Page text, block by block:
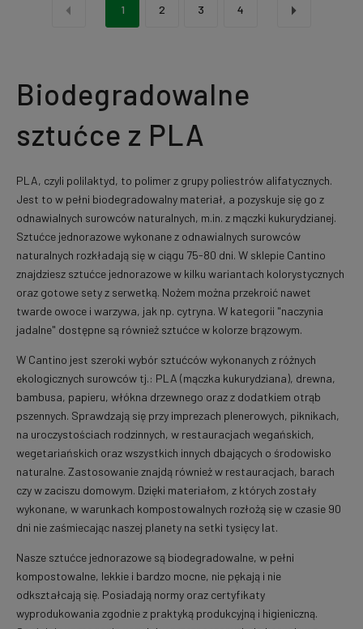
« 1 2 3 4 »
Biodegradowalne
sztućce z PLA
PLA, czyli polilaktyd, to polimer z grupy poliestrów alifatycznych.
Jest to w pełni biodegradowalny materiał, a pozyskuje się go z
odnawialnych surowców naturalnych, m.in. z mączki kukurydzianej.
Sztućce jednorazowe wykonane z odnawialnych surowców
naturalnych rozkładają się w ciągu 75-80 dni. W sklepie Cantino
znajdziesz sztućce jednorazowe w kilku wariantach kolorystycznych
oraz gotowe sety z serwetką. Nożem można przekroić nawet
twarde owoce i warzywa, jak np. cytryna. W kategorii "naczynia
jadalne" dostępne są również sztućce w kolorze brązowym.
W Cantino jest szeroki wybór sztućców wykonanych z różnych
ekologicznych surowców tj.: PLA (mączka kukurydziana), drewna,
bambusa, papieru, włókna drzewnego oraz z dodatkiem otrąb
pszennych. Sprawdzają się przy imprezach plenerowych, piknikach,
na uroczystościach rodzinnych, w restauracjach wegańskich,
wegetariańskich oraz wszystkich innych dbających o środowisko
naturalne. Zastosowanie znajdą również w restauracjach, barach
czy w zaciszu domowym. Dzięki materiałom, z których zostały
wykonane, w warunkach kompostowalnych rozłożą się w czasie 90
dni nie zaśmiecając naszej planety na setki tysięcy lat.
Nasze sztućce jednorazowe są biodegradowalne, w pełni
kompostowalne, lekkie i bardzo mocne, nie pękają i nie
odkształcają się. Posiadają normy oraz certyfikaty
wyprodukowania zgodnie z praktyką produkcyjną i higieniczną.